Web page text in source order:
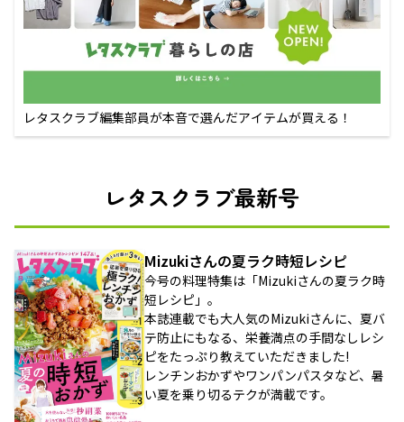
レタスクラブ編集部員が本音で選んだアイテムが買える！
レタスクラブ最新号
Mizukiさんの夏ラク時短レシピ
今号の料理特集は「Mizukiさんの夏ラク時
短レシピ」。
本誌連載でも大人気のMizukiさんに、夏バ
テ防止にもなる、栄養満点の手間なしレシ
ピをたっぷり教えていただきました!
レンチンおかずやワンパンパスタなど、暑
い夏を乗り切るテクが満載です。